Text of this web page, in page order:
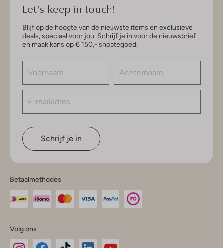
Let's keep in touch!
Blijf op de hoogte van de nieuwste items en exclusieve
deals, speciaal voor jou. Schrijf je in voor de nieuwsbrief
en maak kans op € 150,- shoptegoed.
Schrijf je in
Betaalmethodes
Volg ons